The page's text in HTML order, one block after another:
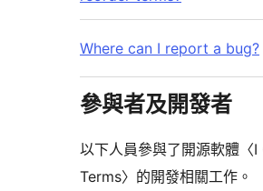
Where can I report a bug?
參與者及開發者
以下人員參與了開源軟體〈
Terms〉的開發相關工作。